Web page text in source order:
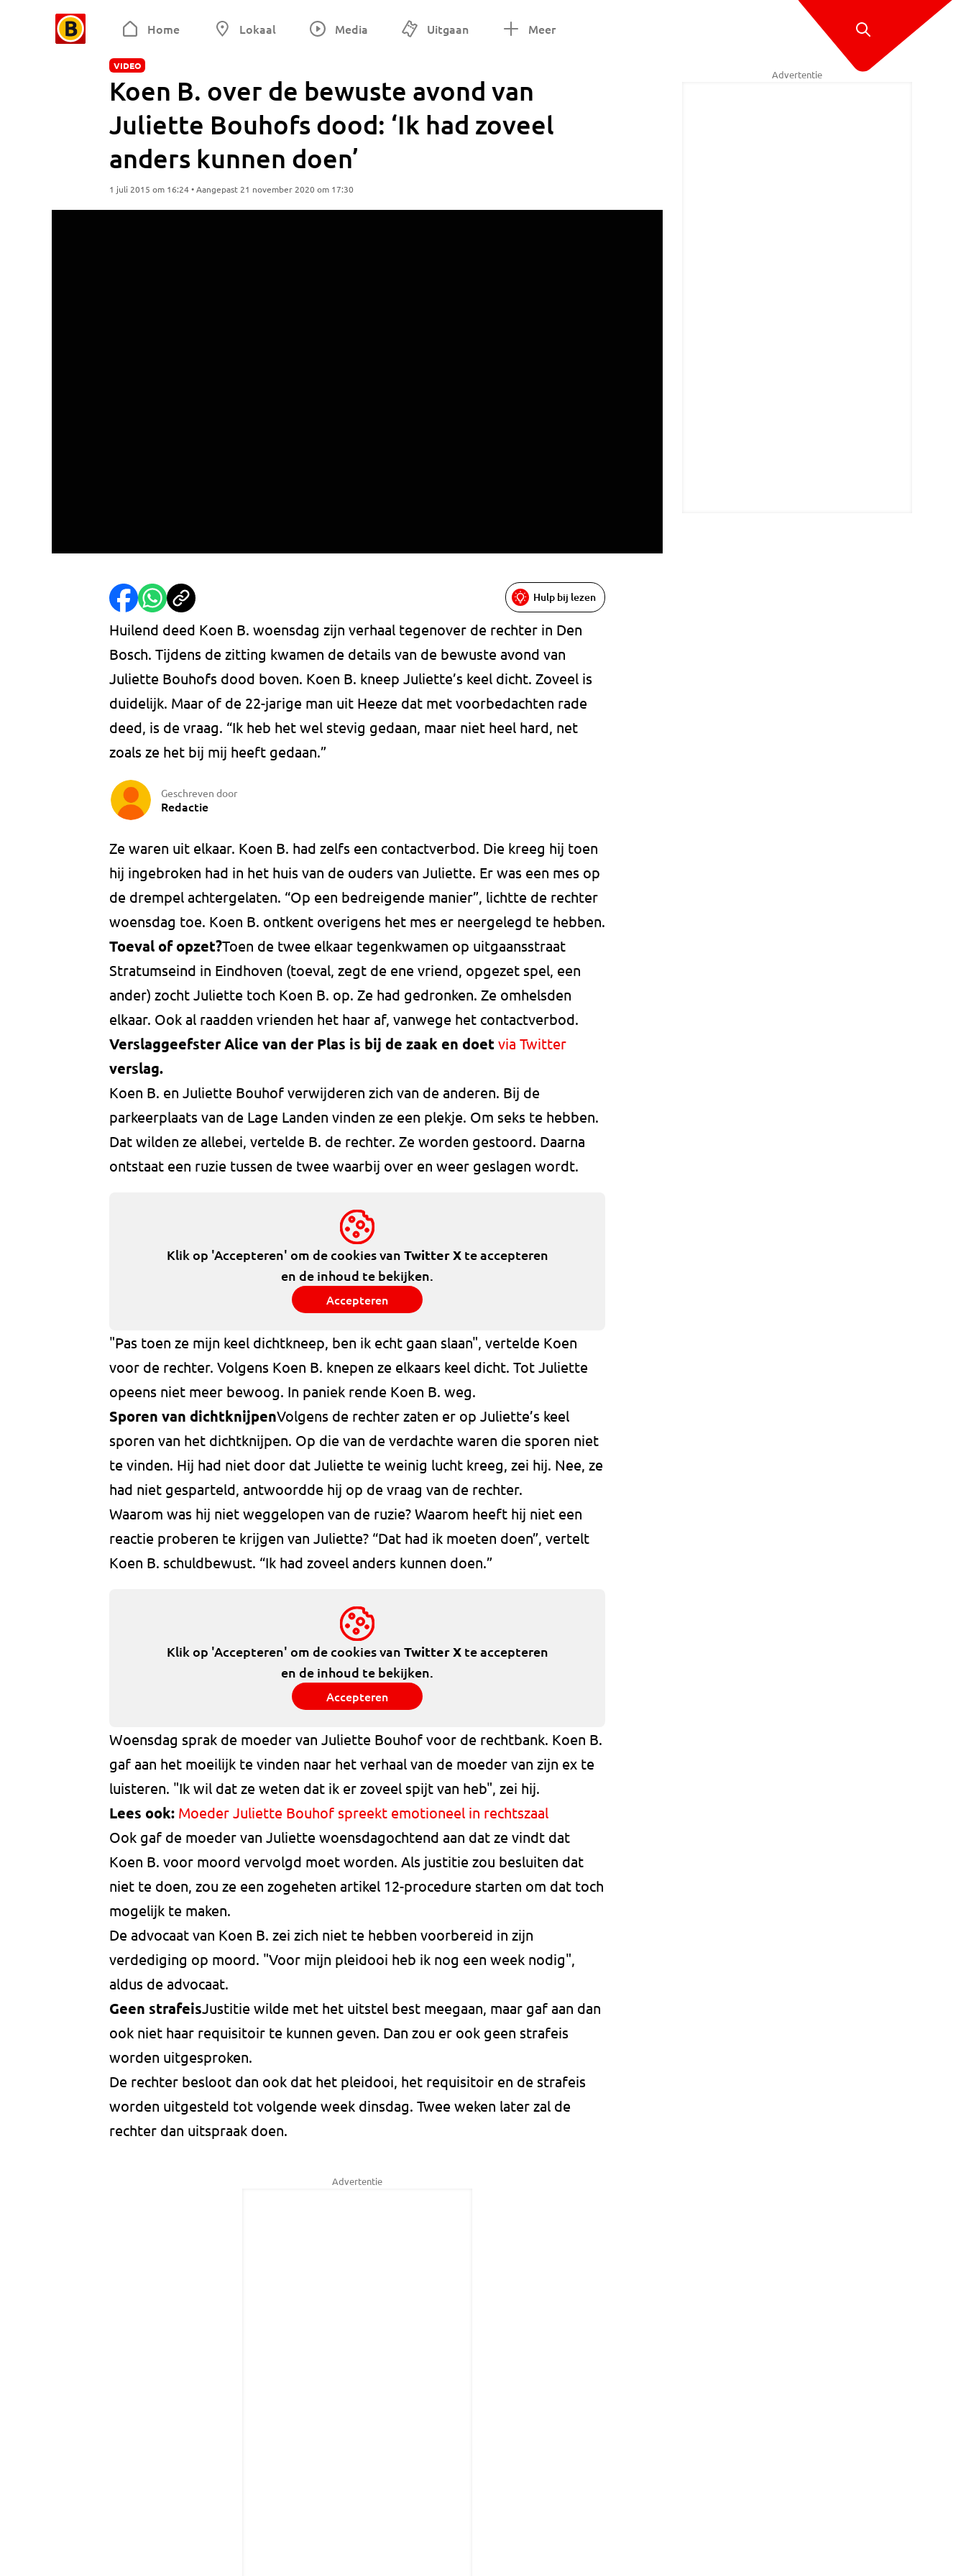
Home Lokaal Media Uitgaan Meer
VIDEO
Koen B. over de bewuste avond van
Juliette Bouhofs dood: ‘Ik had zoveel
anders kunnen doen’
1 juli 2015 om 16:24 • Aangepast 21 november 2020 om 17:30
Hulp bij lezen
Huilend deed Koen B. woensdag zijn verhaal tegenover de rechter in Den
Bosch. Tijdens de zitting kwamen de details van de bewuste avond van
Juliette Bouhofs dood boven. Koen B. kneep Juliette’s keel dicht. Zoveel is
duidelijk. Maar of de 22-jarige man uit Heeze dat met voorbedachten rade
deed, is de vraag. “Ik heb het wel stevig gedaan, maar niet heel hard, net
zoals ze het bij mij heeft gedaan.”
Geschreven door
Redactie
Ze waren uit elkaar. Koen B. had zelfs een contactverbod. Die kreeg hij toen
hij ingebroken had in het huis van de ouders van Juliette. Er was een mes op
de drempel achtergelaten. “Op een bedreigende manier”, lichtte de rechter
woensdag toe. Koen B. ontkent overigens het mes er neergelegd te hebben.
Toeval of opzet?Toen de twee elkaar tegenkwamen op uitgaansstraat
Stratumseind in Eindhoven (toeval, zegt de ene vriend, opgezet spel, een
ander) zocht Juliette toch Koen B. op. Ze had gedronken. Ze omhelsden
elkaar. Ook al raadden vrienden het haar af, vanwege het contactverbod.
Verslaggeefster Alice van der Plas is bij de zaak en doet via Twitter
verslag.
Koen B. en Juliette Bouhof verwijderen zich van de anderen. Bij de
parkeerplaats van de Lage Landen vinden ze een plekje. Om seks te hebben.
Dat wilden ze allebei, vertelde B. de rechter. Ze worden gestoord. Daarna
ontstaat een ruzie tussen de twee waarbij over en weer geslagen wordt.
Klik op 'Accepteren' om de cookies van Twitter Xte accepteren
en de inhoud te bekijken.
Accepteren
"Pas toen ze mijn keel dichtkneep, ben ik echt gaan slaan", vertelde Koen
voor de rechter. Volgens Koen B. knepen ze elkaars keel dicht. Tot Juliette
opeens niet meer bewoog. In paniek rende Koen B. weg.
Sporen van dichtknijpenVolgens de rechter zaten er op Juliette’s keel
sporen van het dichtknijpen. Op die van de verdachte waren die sporen niet
te vinden. Hij had niet door dat Juliette te weinig lucht kreeg, zei hij. Nee, ze
had niet gesparteld, antwoordde hij op de vraag van de rechter.
Waarom was hij niet weggelopen van de ruzie? Waarom heeft hij niet een
reactie proberen te krijgen van Juliette? “Dat had ik moeten doen”, vertelt
Koen B. schuldbewust. “Ik had zoveel anders kunnen doen.”
Klik op 'Accepteren' om de cookies van Twitter Xte accepteren
en de inhoud te bekijken.
Accepteren
Woensdag sprak de moeder van Juliette Bouhof voor de rechtbank. Koen B.
gaf aan het moeilijk te vinden naar het verhaal van de moeder van zijn ex te
luisteren. "Ik wil dat ze weten dat ik er zoveel spijt van heb", zei hij.
Lees ook: Moeder Juliette Bouhof spreekt emotioneel in rechtszaal
Ook gaf de moeder van Juliette woensdagochtend aan dat ze vindt dat
Koen B. voor moord vervolgd moet worden. Als justitie zou besluiten dat
niet te doen, zou ze een zogeheten artikel 12-procedure starten om dat toch
mogelijk te maken.
De advocaat van Koen B. zei zich niet te hebben voorbereid in zijn
verdediging op moord. "Voor mijn pleidooi heb ik nog een week nodig",
aldus de advocaat.
Geen strafeisJustitie wilde met het uitstel best meegaan, maar gaf aan dan
ook niet haar requisitoir te kunnen geven. Dan zou er ook geen strafeis
worden uitgesproken.
De rechter besloot dan ook dat het pleidooi, het requisitoir en de strafeis
worden uitgesteld tot volgende week dinsdag. Twee weken later zal de
rechter dan uitspraak doen.
Advertentie
Advertentie